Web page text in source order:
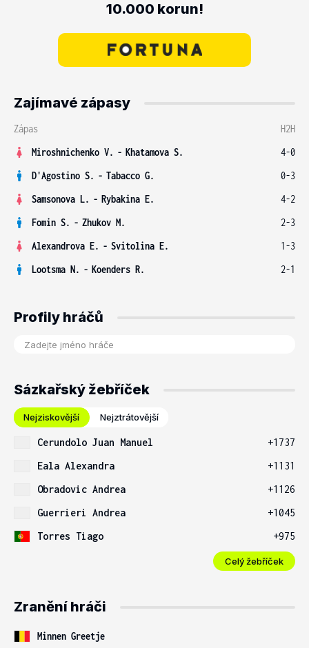
10.000 korun!
Zajímavé zápasy
Zápas
H2H
Miroshnichenko V. - Khatamova S.
4-0
D'Agostino S. - Tabacco G.
0-3
Samsonova L. - Rybakina E.
4-2
Fomin S. - Zhukov M.
2-3
Alexandrova E. - Svitolina E.
1-3
Lootsma N. - Koenders R. 2-1
Profily hráčů
Sázkařský žebříček
Nejziskovější Nejztrátovější
Cerundolo Juan Manuel
+1737
Eala Alexandra
+1131
Obradovic Andrea
+1126
Guerrieri Andrea
+1045
Torres Tiago
+975
Celý žebříček
Zranění hráči
Minnen Greetje